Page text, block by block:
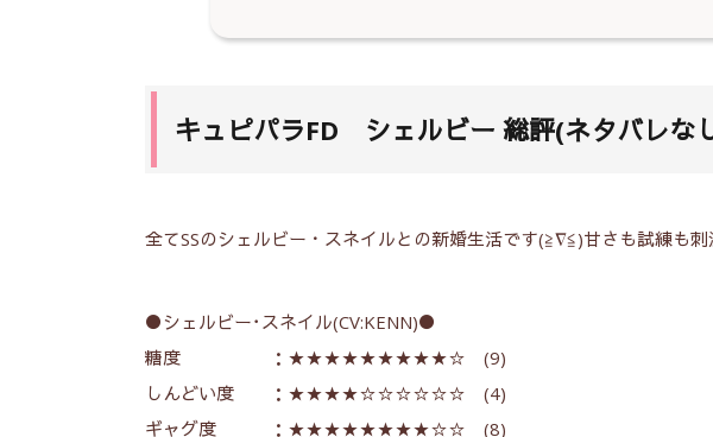
キュピパラFD シェルビー 総評(ネタバレな
全てSSのシェルビー・スネイルとの新婚生活です(≧∇≦)甘さも試練も
●シェルビー･スネイル(CV:KENN)●
糖度 ：★★★★★★★★★☆ (9)
しんどい度 ：★★★★☆☆☆☆☆☆ (4)
ギャグ度 ：★★★★★★★★☆☆ (8)